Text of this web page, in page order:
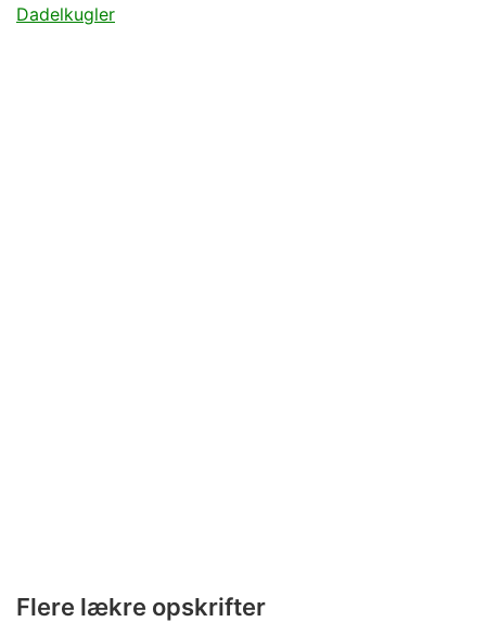
Dadelkugler
Flere lækre opskrifter